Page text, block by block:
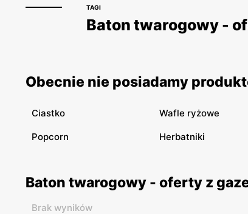
TAGI
Baton twarogowy -
Obecnie nie posiadamy
Ciastko Wafle ryżowe
Popcorn Herbatniki
Baton twarogowy - oferty z
Brak wyników